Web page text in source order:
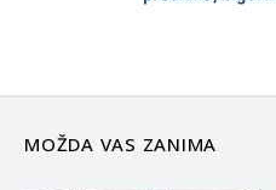
MOŽDA VAS ZANIMA